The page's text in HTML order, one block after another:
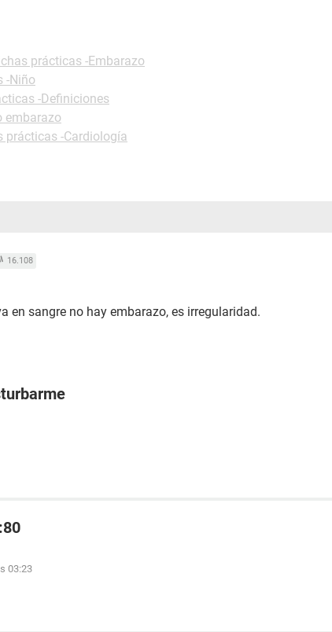
prácticas -Embarazo
-Niño
-Definiciones
embarazo
prácticas -Cardiología
16.108
en sangre no hay embarazo, es irregularidad.
03:23